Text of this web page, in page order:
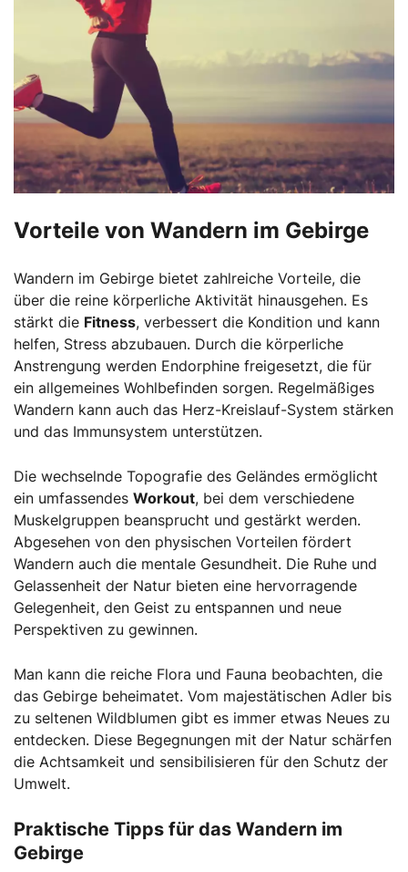
Vorteile von Wandern im Gebirge
Wandern im Gebirge bietet zahlreiche Vorteile, die
über die reine körperliche Aktivität hinausgehen. Es
stärkt die Fitness, verbessert die Kondition und kann
helfen, Stress abzubauen. Durch die körperliche
Anstrengung werden Endorphine freigesetzt, die für
ein allgemeines Wohlbefinden sorgen. Regelmäßiges
Wandern kann auch das Herz-Kreislauf-System stärken
und das Immunsystem unterstützen.
Die wechselnde Topografie des Geländes ermöglicht
ein umfassendes Workout, bei dem verschiedene
Muskelgruppen beansprucht und gestärkt werden.
Abgesehen von den physischen Vorteilen fördert
Wandern auch die mentale Gesundheit. Die Ruhe und
Gelassenheit der Natur bieten eine hervorragende
Gelegenheit, den Geist zu entspannen und neue
Perspektiven zu gewinnen.
Man kann die reiche Flora und Fauna beobachten, die
das Gebirge beheimatet. Vom majestätischen Adler bis
zu seltenen Wildblumen gibt es immer etwas Neues zu
entdecken. Diese Begegnungen mit der Natur schärfen
die Achtsamkeit und sensibilisieren für den Schutz der
Umwelt.
Praktische Tipps für das Wandern im
Gebirge